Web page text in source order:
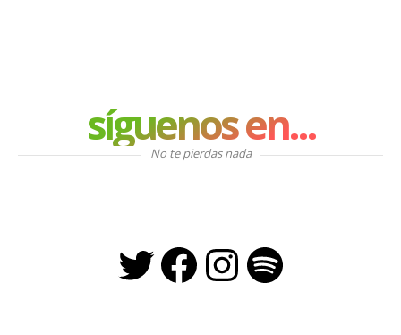
síguenos en...
No te pierdas nada
Twitter
Facebook
Instagram
Spotify